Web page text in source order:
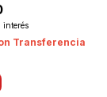
interés
Transferencia